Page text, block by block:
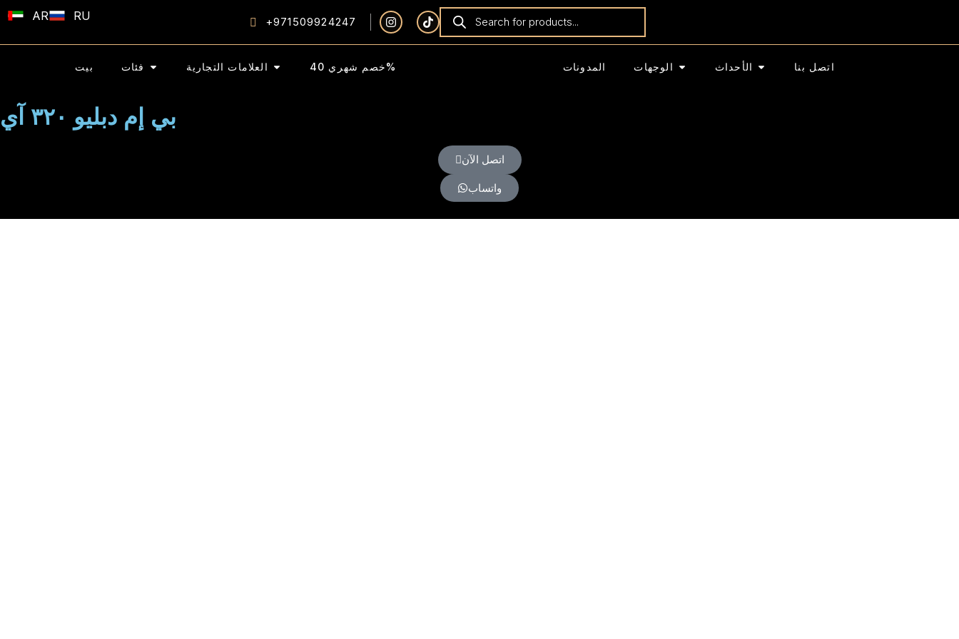
AR RU +971509924247
بيت فئات العلامات التجارية خصم شهري 40% المدونات الوجهات الأحداث اتصل بنا
بي إم دبليو ٣٢٠ آي
اتصل الآن
واتساب